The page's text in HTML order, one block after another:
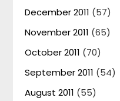
December 2011 (57)
November 2011 (65)
October 2011 (70)
September 2011 (54)
August 2011 (55)